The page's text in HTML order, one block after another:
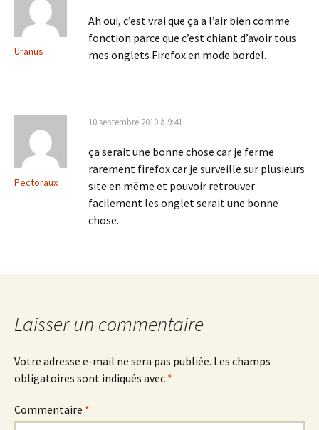
Uranus
Ah oui, c’est vrai que ça a l’air bien comme
fonction parce que c’est chiant d’avoir tous
mes onglets Firefox en mode bordel.
Pectoraux
10 septembre 2010 à 9:41
ça serait une bonne chose car je ferme
rarement firefox car je surveille sur plusieurs
site en même et pouvoir retrouver
facilement les onglet serait une bonne
chose.
Laisser un commentaire
Votre adresse e-mail ne sera pas publiée. Les champs
obligatoires sont indiqués avec *
Commentaire *